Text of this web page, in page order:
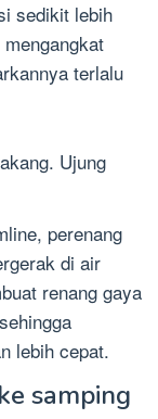
sedikit lebih
terlalu
Ujung
perenang
di air
renang gaya
lebih cepat.
samping